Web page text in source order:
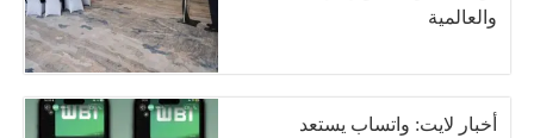
والعالمية
أخبار لايت: واتساب يستعد